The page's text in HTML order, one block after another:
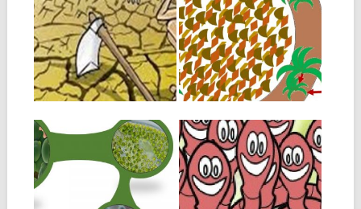
IMPORTANCIA DE
LA CADENA
TRÓFICA DEL
SUELO
La cadena trófica del suelo
está compuesta por millones
de organismos,...
CÍRCULO DE
BANANO O
PLÁTANO-
ALTERNATIVA
PARA CLIMA
ÁRIDO Y SEMI-
ÁRIDO
plátano es una técnica de...
03.01.19
¿QUE SON LOS
MICROORGANISM
OS EFICIENTES O
EFICACES?
31.12.18
LOMBRICULTRUA-
PROBLEMAS EN
EL
LOMBRICULTIVO